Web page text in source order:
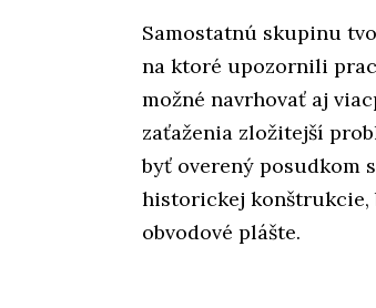
Samostatnú skupinu
na ktoré upozornili
možné navrhovať aj
zaťaženia zložitejší
byť overený posudkom
historickej konštrukcie,
obvodové plášte.